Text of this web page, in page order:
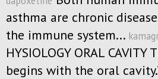
asthma are chronic
the immune system...
HYSIOLOGY ORAL
begins with the oral